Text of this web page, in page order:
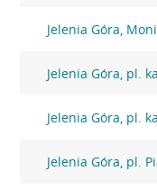
Jelenia Góra,
Jelenia Góra, pl.
Jelenia Góra, pl.
Jelenia Góra, pl.